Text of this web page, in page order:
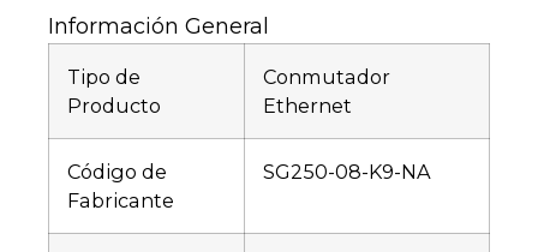
Información General
Tipo de
Producto
Conmutador
Ethernet
Código de
Fabricante
SG250-08-K9-NA